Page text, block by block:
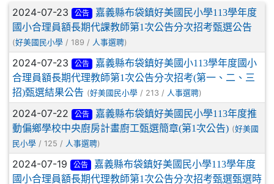
文章列表
2024-07-23 公告
嘉義縣布袋鎮好美國民小學113學年度
國小合理員額長期代課教師第1次公告分次招考甄選公告
(好美國民小學 / 189 / 人事選聘)
2024-07-23 公告
嘉義縣布袋鎮好美國小113學年度國小
合理員額長期代理教師第1次公告分次招考(第一、二、三
招)甄選結果公告 (好美國民小學 / 213 / 人事選聘)
2024-07-22 公告
嘉義縣布袋鎮好美國民小學113年度推
動偏鄉學校中央廚房計畫廚工甄選簡章(第1次公告) (好美國
民小學 / 125 / 人事選聘)
2024-07-19 公告
嘉義縣布袋鎮好美國民小學113學年度
國小合理員額長期代理教師第1次公告分次招考甄選甄選時